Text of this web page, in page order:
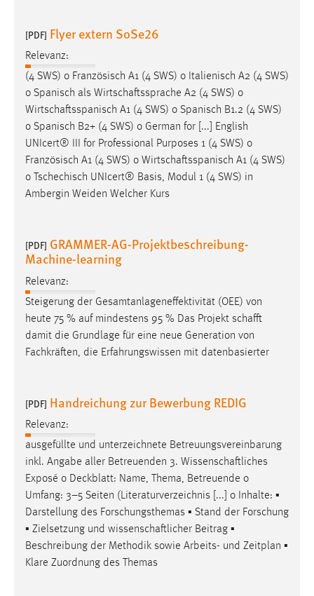
[PDF] Flyer extern SoSe26
Relevanz:
(4 SWS) o Französisch A1 (4 SWS) o Italienisch A2 (4 SWS)
o Spanisch als Wirtschaftssprache A2 (4 SWS) o
Wirtschaftsspanisch A1 (4 SWS) o Spanisch B1.2 (4 SWS)
o Spanisch B2+ (4 SWS) o German for [...] English
UNIcert® III for Professional Purposes 1 (4 SWS) o
Französisch A1 (4 SWS) o Wirtschaftsspanisch A1 (4 SWS)
o Tschechisch UNIcert® Basis, Modul 1 (4 SWS) in
Ambergin Weiden Welcher Kurs
[PDF] GRAMMER-AG-Projektbeschreibung-
Machine-learning
Relevanz:
Steigerung der Gesamtanlageneffektivität (OEE) von
heute 75 % auf mindestens 95 % Das Projekt schafft
damit die Grundlage für eine neue Generation von
Fachkräften, die Erfahrungswissen mit datenbasierter
[PDF] Handreichung zur Bewerbung REDIG
Relevanz:
ausgefüllte und unterzeichnete Betreuungsvereinbarung
inkl. Angabe aller Betreuenden 3. Wissenschaftliches
Exposé o Deckblatt: Name, Thema, Betreuende o
Umfang: 3–5 Seiten (Literaturverzeichnis [...] o Inhalte: ▪
Darstellung des Forschungsthemas ▪ Stand der Forschung
▪ Zielsetzung und wissenschaftlicher Beitrag ▪
Beschreibung der Methodik sowie Arbeits- und Zeitplan ▪
Klare Zuordnung des Themas